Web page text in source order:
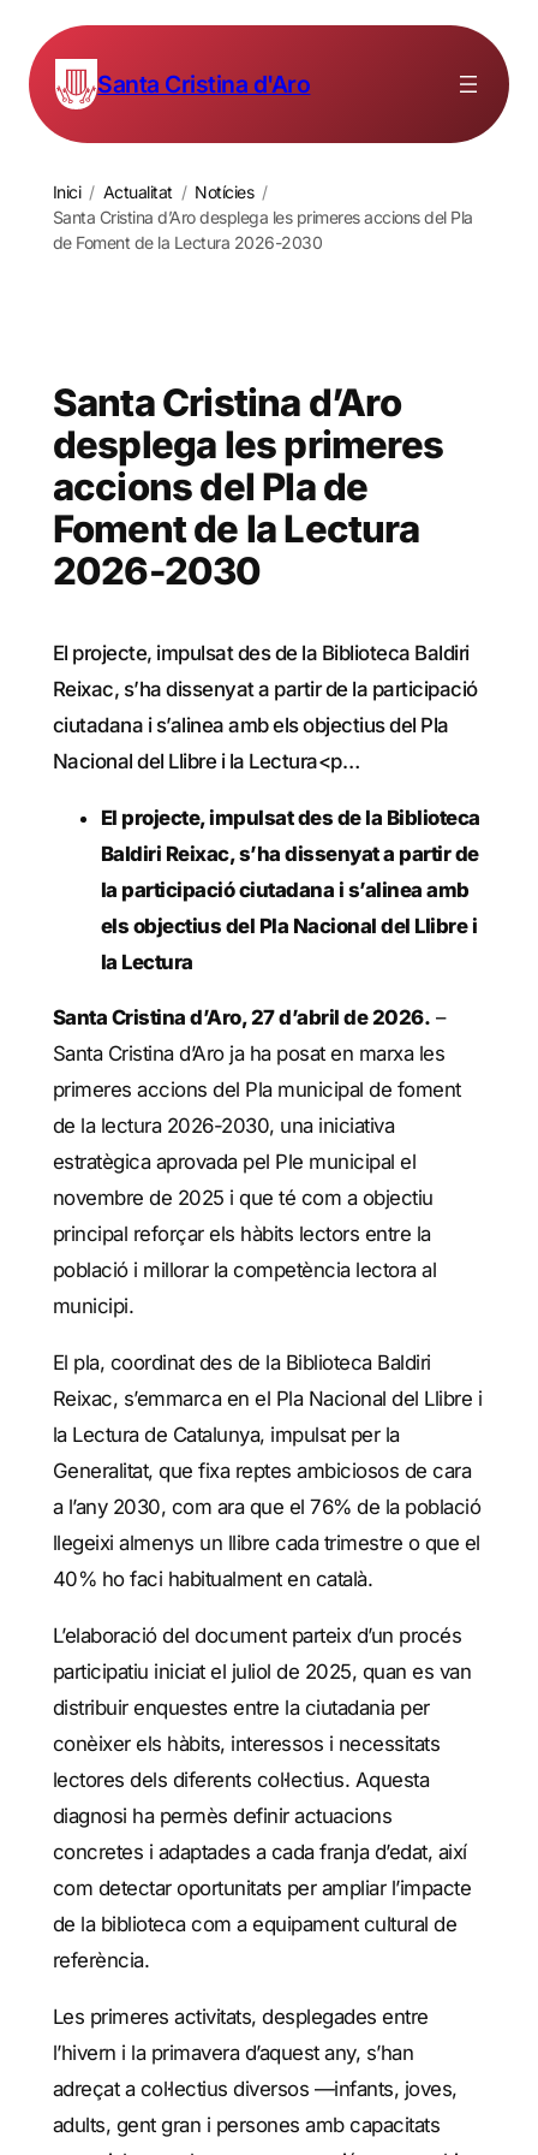
Santa Cristina d'Aro
Inici / Actualitat / Notícies /
Santa Cristina d’Aro desplega les primeres accions del Pla
de Foment de la Lectura 2026-2030
Santa Cristina d’Aro
desplega les primeres
accions del Pla de
Foment de la Lectura
2026-2030
El projecte, impulsat des de la Biblioteca Baldiri
Reixac, s’ha dissenyat a partir de la participació
ciutadana i s’alinea amb els objectius del Pla
Nacional del Llibre i la Lectura<p…
El projecte, impulsat des de la Biblioteca
Baldiri Reixac, s’ha dissenyat a partir de
la participació ciutadana i s’alinea amb
els objectius del Pla Nacional del Llibre i
la Lectura
Santa Cristina d’Aro, 27 d’abril de 2026. –
Santa Cristina d’Aro ja ha posat en marxa les
primeres accions del Pla municipal de foment
de la lectura 2026-2030, una iniciativa
estratègica aprovada pel Ple municipal el
novembre de 2025 i que té com a objectiu
principal reforçar els hàbits lectors entre la
població i millorar la competència lectora al
municipi.
El pla, coordinat des de la Biblioteca Baldiri
Reixac, s’emmarca en el Pla Nacional del Llibre i
la Lectura de Catalunya, impulsat per la
Generalitat, que fixa reptes ambiciosos de cara
a l’any 2030, com ara que el 76% de la població
llegeixi almenys un llibre cada trimestre o que el
40% ho faci habitualment en català.
L’elaboració del document parteix d’un procés
participatiu iniciat el juliol de 2025, quan es van
distribuir enquestes entre la ciutadania per
conèixer els hàbits, interessos i necessitats
lectores dels diferents col·lectius. Aquesta
diagnosi ha permès definir actuacions
concretes i adaptades a cada franja d’edat, així
com detectar oportunitats per ampliar l’impacte
de la biblioteca com a equipament cultural de
referència.
Les primeres activitats, desplegades entre
l’hivern i la primavera d’aquest any, s’han
adreçat a col·lectius diversos —infants, joves,
adults, gent gran i persones amb capacitats